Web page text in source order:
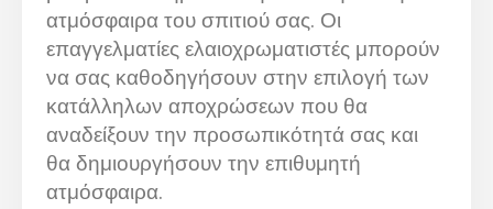
ατμόσφαιρα του σπιτιού σας. Οι
επαγγελματίες ελαιοχρωματιστές μπορούν
να σας καθοδηγήσουν στην επιλογή των
κατάλληλων αποχρώσεων που θα
αναδείξουν την προσωπικότητά σας και
θα δημιουργήσουν την επιθυμητή
ατμόσφαιρα.